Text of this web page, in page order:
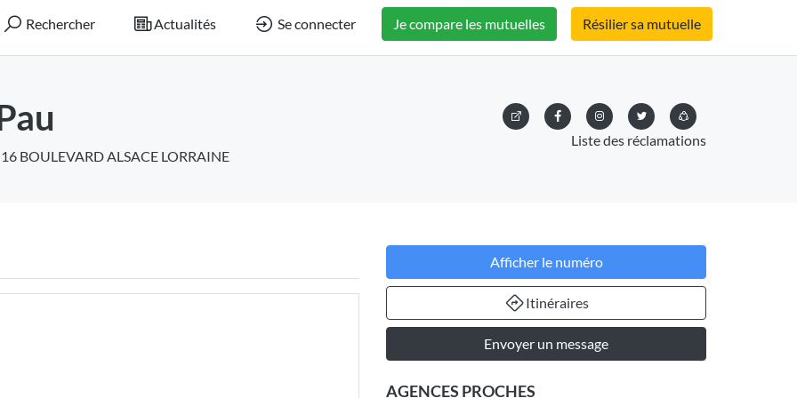
Rechercher Actualités Se connecter Je compare les mutuelles Résilier sa mutuelle
BOULEVARD ALSACE LORRAINE
Liste des réclamations
Afficher le numéro
Itinéraires
Envoyer un message
AGENCES PROCHES